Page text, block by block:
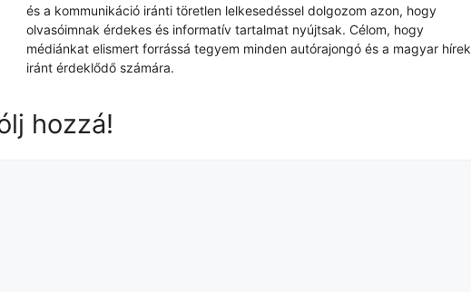
és a kommunikáció iránti töretlen lelkesedéssel dolgozom azon, hogy
olvasóimnak érdekes és informatív tartalmat nyújtsak. Célom, hogy
médiánkat elismert forrássá tegyem minden autórajongó és a magyar hírek
iránt érdeklődő számára.
hozzá!